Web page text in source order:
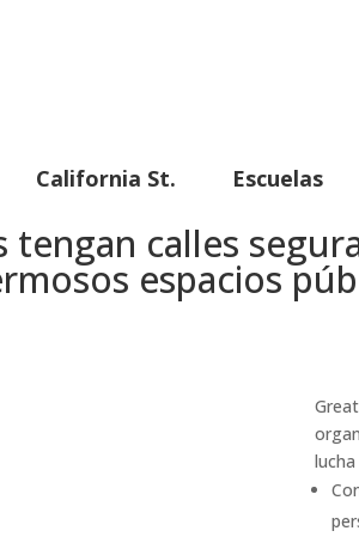
California St. Escuelas
calles
espacios